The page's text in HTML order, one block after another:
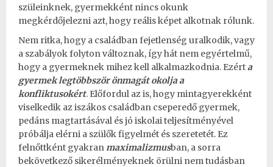
szüleinknek, gyermekként nincs okunk
megkérdőjelezni azt, hogy reális képet alkotnak rólunk.
Nem ritka, hogy a családban fejetlenség uralkodik, vagy
a szabályok folyton változnak, így hát nem egyértelmű,
hogy a gyermeknek mihez kell alkalmazkodnia. Ezérta
gyermek legtöbbször önmagát okolja a
konfliktusokért. Előfordul az is, hogy mintagyerekként
viselkedik az iszákos családban cseperedő gyermek,
pedáns magtartásával és jó iskolai teljesítményével
próbálja elérni a szülők figyelmét és szeretetét. Ez
felnőttként gyakranmaximalizmusban, a sorra
bekövetkező sikerélményeknek örülni nem tudásban